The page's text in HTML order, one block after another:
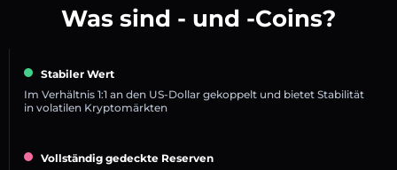
Was sind - und -Coins?
Stabiler Wert
Im Verhältnis 1:1 an den US-Dollar gekoppelt und bietet Stabilität
in volatilen Kryptomärkten
Vollständig gedeckte Reserven